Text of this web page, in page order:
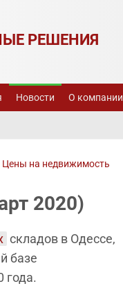
РЕШЕНИЯ
Новости О компании
Цены на недвижимость
2020)
складов в Одессе,
базе
года.